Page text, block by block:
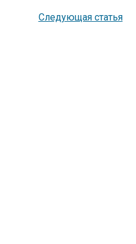
Следующая статья